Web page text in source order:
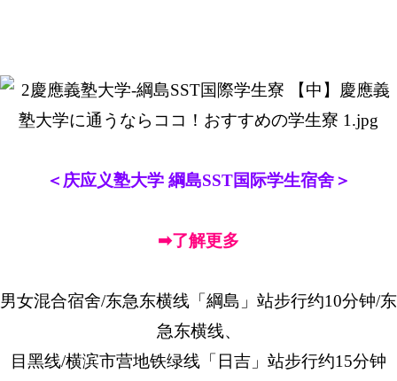
＜庆应义塾大学 綱島SST国际学生宿舍＞
➡了解更多
男女混合宿舍/东急东横线「綱島」站步行约10分钟/东
急东横线、
目黑线/横滨市营地铁绿线「日吉」站步行约15分钟